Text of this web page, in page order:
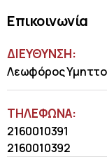
Επικοινωνία
ΔΙΕΥΘΥΝΣΗ:
Λεωφόρος
ΤΗΛΈΦΩΝΑ:
2160010391
2160010392